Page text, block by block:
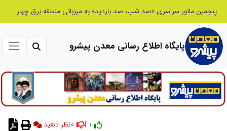
پنجمین مانور سراسری «صد شب، صد بازدید» به میزبانی منطقه برق چهاردانگه
پایگاه اطلاع رسانی معدن پیشرو
نظر دهید